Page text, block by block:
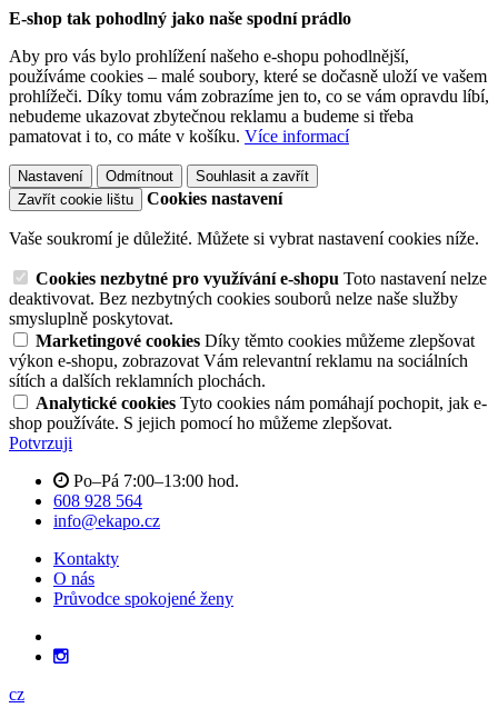
E-shop tak pohodlný jako naše spodní prádlo
Aby pro vás bylo prohlížení našeho e-shopu pohodlnější,
používáme cookies – malé soubory, které se dočasně uloží ve vašem
prohlížeči. Díky tomu vám zobrazíme jen to, co se vám opravdu líbí,
nebudeme ukazovat zbytečnou reklamu a budeme si třeba
pamatovat i to, co máte v košíku. Více informací
Nastavení Odmítnout
Souhlasit a zavřít
Zavřít cookie lištu
Cookies nastavení
Vaše soukromí je důležité. Můžete si vybrat nastavení cookies níže.
Cookies nezbytné pro využívání e-shopu Toto nastavení nelze
deaktivovat. Bez nezbytných cookies souborů nelze naše služby
smysluplně poskytovat.
Marketingové cookies Díky těmto cookies můžeme zlepšovat
výkon e-shopu, zobrazovat Vám relevantní reklamu na sociálních
sítích a dalších reklamních plochách.
Analytické cookies Tyto cookies nám pomáhají pochopit, jak e-
shop používáte. S jejich pomocí ho můžeme zlepšovat.
Potvrzuji
Po–Pá 7:00–13:00 hod.
608 928 564
info@ekapo.cz
Kontakty
O nás
Průvodce spokojené ženy
cz